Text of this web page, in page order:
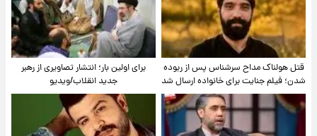
قتل هولناک مداح سرشناس پس از ربوده
شدن؛ فیلم جنایت برای خانواده ارسال شد
برای اولین بار؛ انتشار تصاویری از رهبر
جدید انقلاب/ویدیو